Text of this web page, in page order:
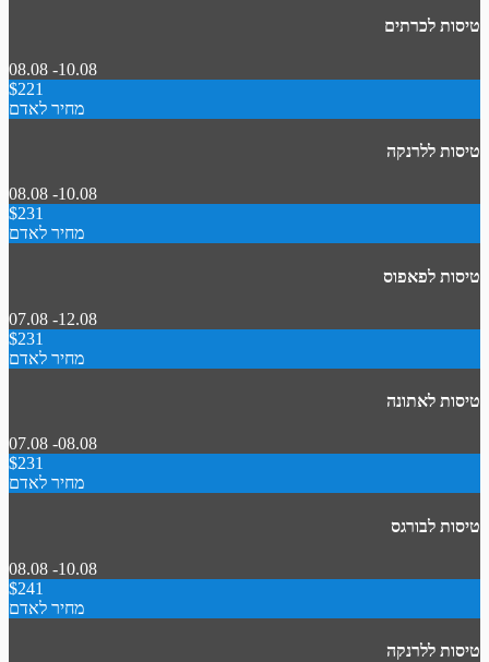
טיסות לכרתים
08.08 -10.08
$221
מחיר לאדם
טיסות ללרנקה
08.08 -10.08
$231
מחיר לאדם
טיסות לפאפוס
07.08 -12.08
$231
מחיר לאדם
טיסות לאתונה
07.08 -08.08
$231
מחיר לאדם
טיסות לבורגס
08.08 -10.08
$241
מחיר לאדם
טיסות ללרנקה